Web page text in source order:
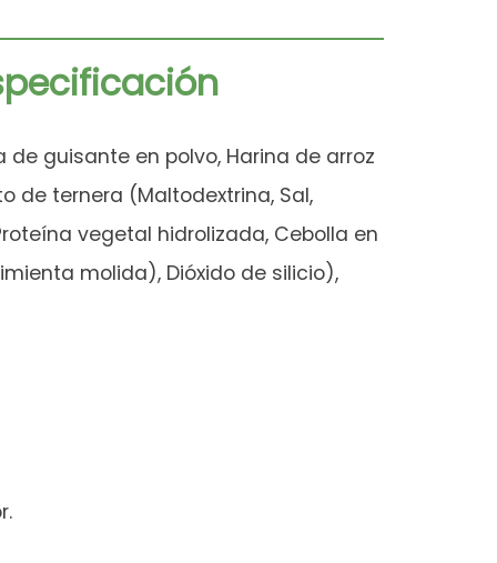
guisante en polvo, Harina de arroz
de ternera (Maltodextrina, Sal,
vegetal hidrolizada, Cebolla en
molida), Dióxido de silicio),